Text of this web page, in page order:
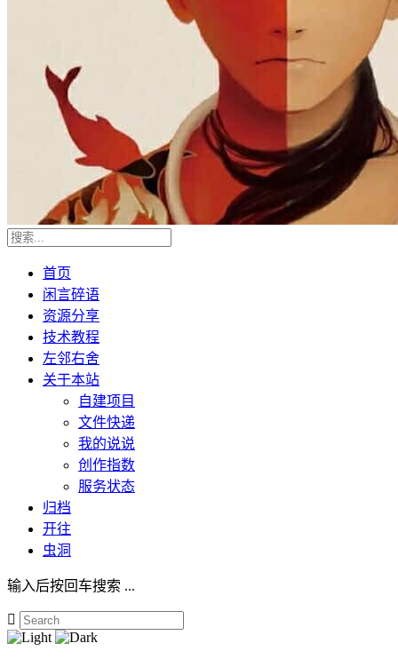
首页
闲言碎语
资源分享
技术教程
左邻右舍
关于本站
自建项目
文件快递
我的说说
创作指数
服务状态
归档
开往
虫洞
输入后按回车搜索 ...
